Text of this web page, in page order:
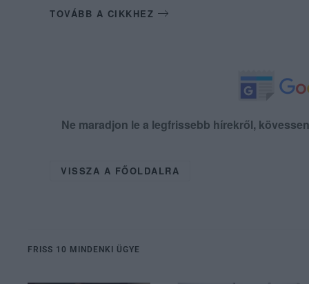
TOVÁBB A CIKKHEZ
Ne maradjon le a legfrissebb hírekről,
VISSZA A FŐOLDALRA
FRISS 10 MINDENKI ÜGYE